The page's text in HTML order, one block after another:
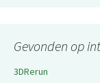
Gevonden op
3DRerun